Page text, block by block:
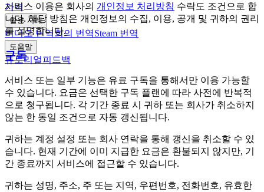
가격
활용 사례
비디오 번역회의 번역Steam 번역
도움말
튜토리얼피드백
서비스 이용은 회사의 개인정보 처리방침 수락도 조건으로 합
니다. 해당 방침은 개인정보의 수집, 이용, 공개 및 귀하의 권리
를 설명합니다.
구독
서비스 또는 일부 기능은 유료 구독을 통해서만 이용 가능할
수 있습니다. 요금은 선택한 구독 플랜에 따라 사전에 반복적
으로 청구됩니다. 각 기간 종료 시 귀하 또는 회사가 취소하지
않는 한 동일 조건으로 자동 갱신됩니다.
귀하는 계정 설정 또는 회사 연락을 통해 갱신을 취소할 수 있
습니다. 현재 기간에 이미 지급한 요금은 환불되지 않지만, 기
간 종료까지 서비스에 접근할 수 있습니다.
귀하는 성명, 주소, 주 또는 지역, 우편번호, 전화번호, 유효한